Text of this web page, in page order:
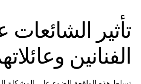
تأثير الشائعات
الفنانين